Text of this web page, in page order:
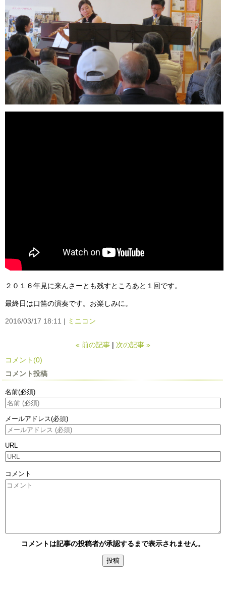
２０１６年見に来んさーとも残すところあと１回です。
最終日は口笛の演奏です。お楽しみに。
2016/03/17 18:11 ミニコン
« 前の記事 次の記事 »
コメント(0)
コメント投稿
名前(必須)
メールアドレス(必須)
URL
コメント
コメントは記事の投稿者が承認するまで表示されません。